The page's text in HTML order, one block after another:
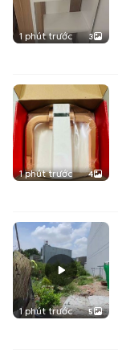
1 phút trước 3
1 phút trước 4
1 phút trước 5